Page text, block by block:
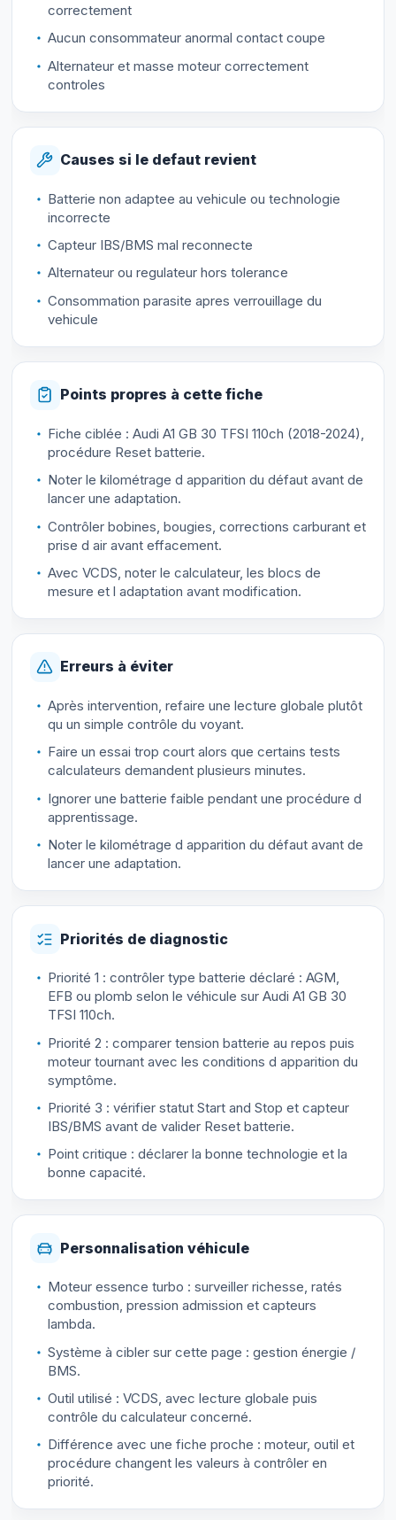
correctement
Aucun consommateur anormal contact coupe
Alternateur et masse moteur correctement
controles
Causes si le defaut revient
Batterie non adaptee au vehicule ou technologie
incorrecte
Capteur IBS/BMS mal reconnecte
Alternateur ou regulateur hors tolerance
Consommation parasite apres verrouillage du
vehicule
Points propres à cette fiche
Fiche ciblée : Audi A1 GB 30 TFSI 110ch (2018-2024),
procédure Reset batterie.
Noter le kilométrage d apparition du défaut avant de
lancer une adaptation.
Contrôler bobines, bougies, corrections carburant et
prise d air avant effacement.
Avec VCDS, noter le calculateur, les blocs de
mesure et l adaptation avant modification.
Erreurs à éviter
Après intervention, refaire une lecture globale plutôt
qu un simple contrôle du voyant.
Faire un essai trop court alors que certains tests
calculateurs demandent plusieurs minutes.
Ignorer une batterie faible pendant une procédure d
apprentissage.
Noter le kilométrage d apparition du défaut avant de
lancer une adaptation.
Priorités de diagnostic
Priorité 1 : contrôler type batterie déclaré : AGM,
EFB ou plomb selon le véhicule sur Audi A1 GB 30
TFSI 110ch.
Priorité 2 : comparer tension batterie au repos puis
moteur tournant avec les conditions d apparition du
symptôme.
Priorité 3 : vérifier statut Start and Stop et capteur
IBS/BMS avant de valider Reset batterie.
Point critique : déclarer la bonne technologie et la
bonne capacité.
Personnalisation véhicule
Moteur essence turbo : surveiller richesse, ratés
combustion, pression admission et capteurs
lambda.
Système à cibler sur cette page : gestion énergie /
BMS.
Outil utilisé : VCDS, avec lecture globale puis
contrôle du calculateur concerné.
Différence avec une fiche proche : moteur, outil et
procédure changent les valeurs à contrôler en
priorité.